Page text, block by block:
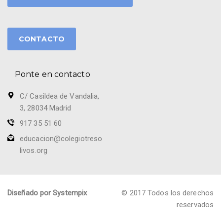
CONTACTO
Ponte en contacto
C/ Casildea de Vandalia,
3, 28034 Madrid
917 35 51 60
educacion@colegiotreso
livos.org
Diseñado por Systempix
© 2017 Todos los derechos
reservados